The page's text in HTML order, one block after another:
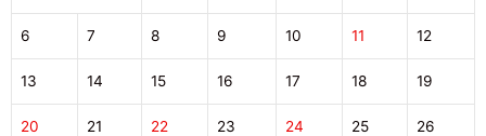
6 7 8 9 10 11 12
13 14 15 16 17 18 19
20 21 22 23 24 25 26